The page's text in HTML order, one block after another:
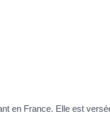
en France. Elle est